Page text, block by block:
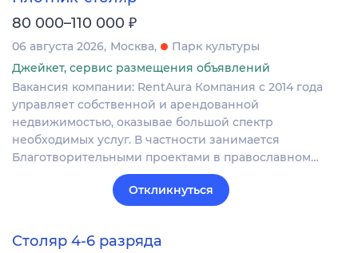
80 000–110 000 ₽
06 августа 2026 Москва
Парк культуры
Джейкет, сервис размещения объявлений
Вакансия компании: RentAura Компания с 2014 года
управляет собственной и арендованной
недвижимостью, оказывае большой спектр
необходимых услуг. В частности занимается
Благотворительными проектами в православном…
Откликнуться
Столяр 4-6 разряда